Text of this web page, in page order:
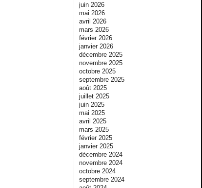
juin 2026
mai 2026
avril 2026
mars 2026
février 2026
janvier 2026
décembre 2025
novembre 2025
octobre 2025
septembre 2025
août 2025
juillet 2025
juin 2025
mai 2025
avril 2025
mars 2025
février 2025
janvier 2025
décembre 2024
novembre 2024
octobre 2024
septembre 2024